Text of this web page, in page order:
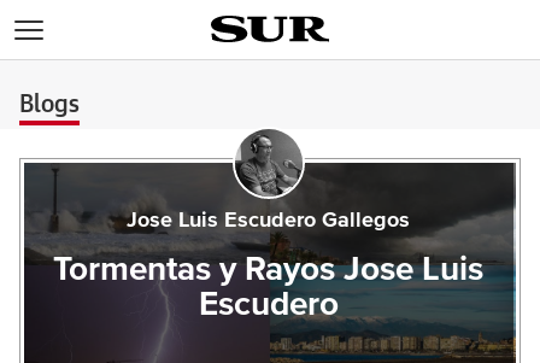
Blogs
Jose Luis Escudero Gallegos
Tormentas y Rayos Jose Luis
Escudero